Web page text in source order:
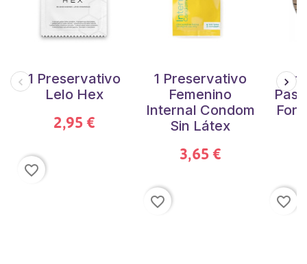
1 Preservativo
Lelo Hex
2,95 €
favorite_border
1 Preservativo
Femenino
Internal Condom
Sin Látex
3,65 €
favorite_border favorite_border